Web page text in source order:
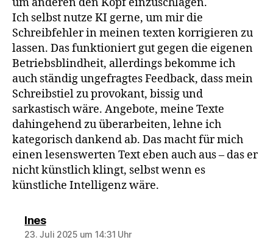
Ich selbst nutze KI gerne, um mir die
Schreibfehler in meinen texten korrigieren zu
lassen. Das funktioniert gut gegen die eigenen
Betriebsblindheit, allerdings bekomme ich
auch ständig ungefragtes Feedback, dass mein
Schreibstiel zu provokant, bissig und
sarkastisch wäre. Angebote, meine Texte
dahingehend zu überarbeiten, lehne ich
kategorisch dankend ab. Das macht für mich
einen lesenswerten Text eben auch aus – das er
nicht künstlich klingt, selbst wenn es
künstliche Intelligenz wäre.
Inessagt:
23. Juli 2025 um 14:31 Uhr